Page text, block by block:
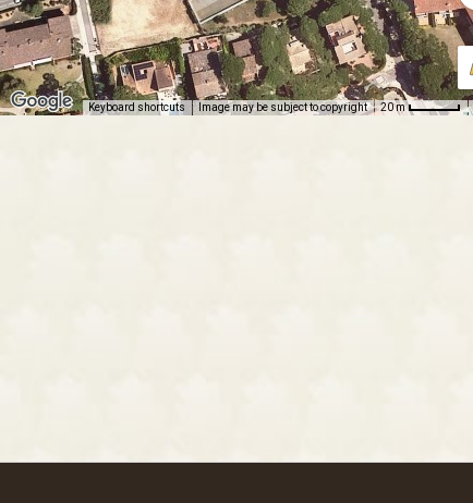
Keyboard shortcuts Image may be subject to copyright 20 m